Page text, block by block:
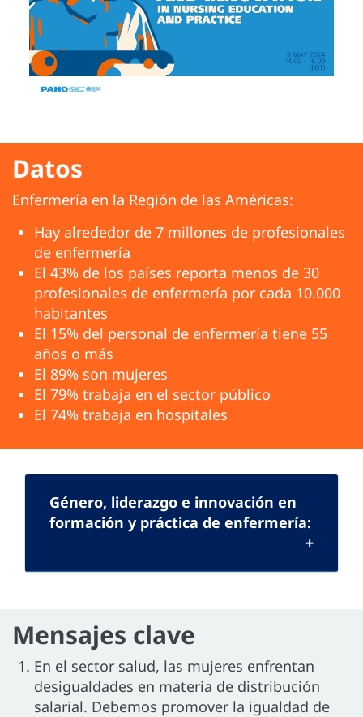
Datos
Enfermería en la Región de las Américas:
Hay alrededor de 7 millones de profesionales
de enfermería
El 43% de los países reporta menos de 30
profesionales de enfermería por cada 10.000
habitantes
El 15% del personal de enfermería tiene 55
años o más
El 89% son mujeres
El 79% trabaja en el sector público
El 74% trabaja en hospitales
Género, liderazgo e innovación en
formación y práctica de enfermería:
Mensajes clave
En el sector salud, las mujeres enfrentan
desigualdades en materia de distribución
salarial. Debemos promover la igualdad de